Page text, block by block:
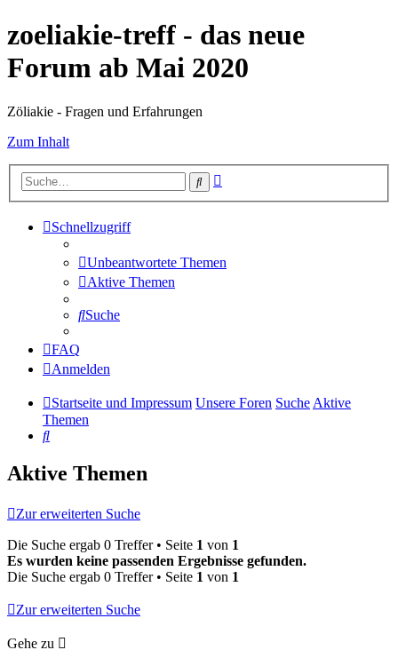
zoeliakie-treff - das neue
Forum ab Mai 2020
Zöliakie - Fragen und Erfahrungen
Zum Inhalt
Suche
Schnellzugriff
Unbeantwortete Themen
Aktive Themen
Suche
FAQ
Anmelden
Startseite und Impressum Unsere Foren SucheAktive
Themen
Suche
Aktive Themen
Zur erweiterten Suche
Die Suche ergab 0 Treffer • Seite 1 von 1
Es wurden keine passenden Ergebnisse gefunden.
Die Suche ergab 0 Treffer • Seite 1 von 1
Zur erweiterten Suche
Gehe zu